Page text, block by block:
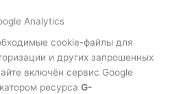
Analytics
cookie-файлы для
и других запрошенных
включён сервис Google
ресурса G-